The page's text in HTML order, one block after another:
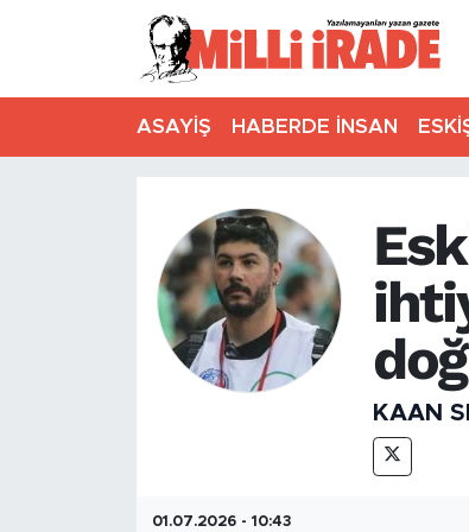
ASAYİŞ HABERDE İNSAN
KAAN
01.07.2026 - 10:43